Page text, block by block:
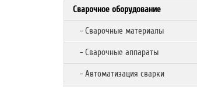
Сварочное оборудование
- Сварочные материалы
- Сварочные аппараты
- Автоматизация сварки